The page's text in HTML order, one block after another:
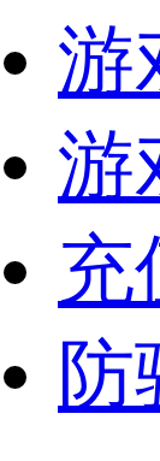
游
游
充
防